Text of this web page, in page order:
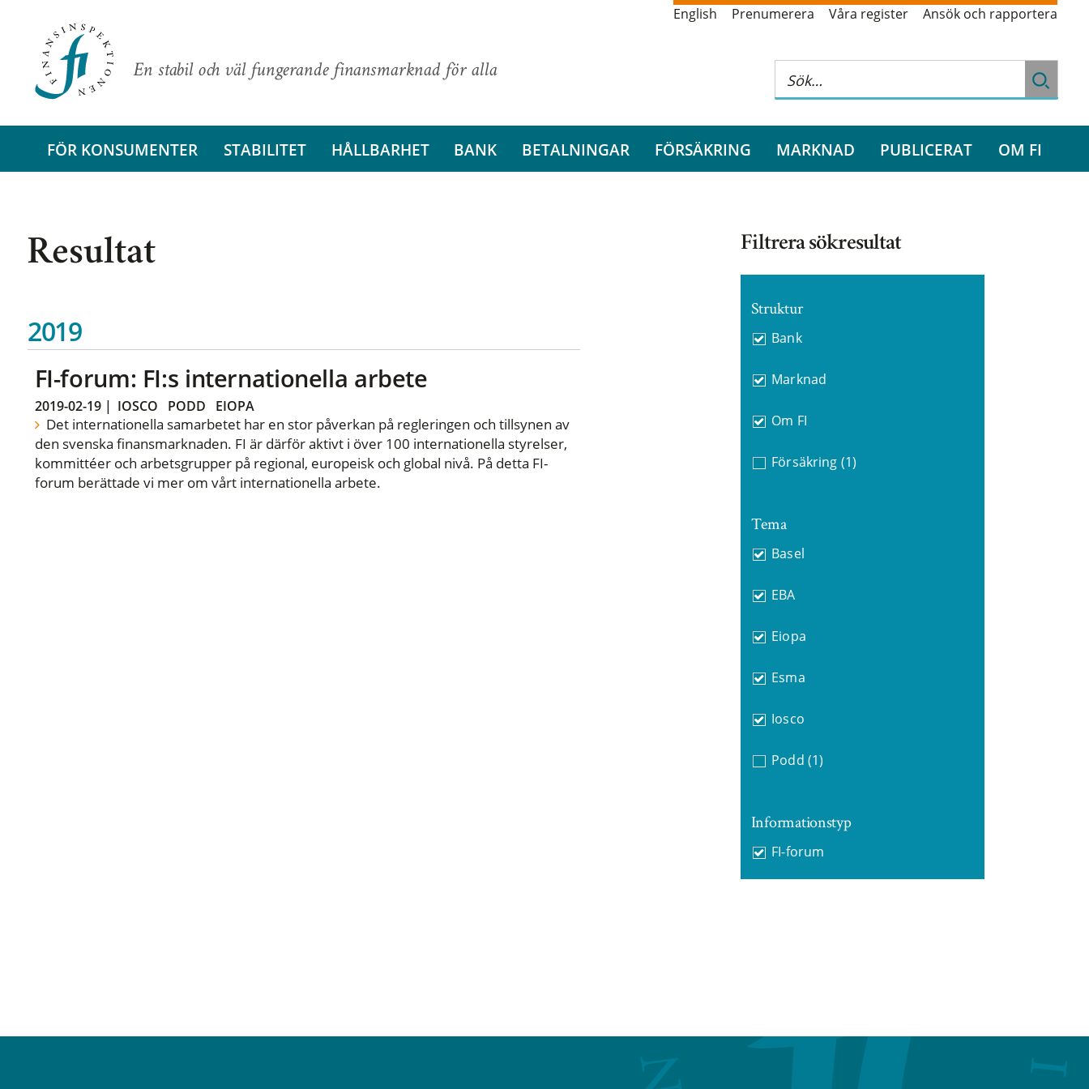
En stabil och väl fungerande finansmarknad för alla
English Prenumerera Våra register Ansök och rapportera
FÖR KONSUMENTER STABILITET HÅLLBARHET BANK BETALNINGAR FÖRSÄKRING MARKNAD PUBLICERAT OM FI
Resultat
2019
FI-forum: FI:s internationella arbete
2019-02-19| IOSCO PODD EIOPA
Det internationella samarbetet har en stor påverkan på regleringen och tillsynen av
den svenska finansmarknaden. FI är därför aktivt i över 100 internationella styrelser,
kommittéer och arbetsgrupper på regional, europeisk och global nivå. På detta FI-
forum berättade vi mer om vårt internationella arbete.
Filtrera sökresultat
Struktur
Bank
Marknad
Om FI
Försäkring (1)
Tema
Basel
EBA
Eiopa
Esma
Iosco
Podd (1)
Informationstyp
FI-forum